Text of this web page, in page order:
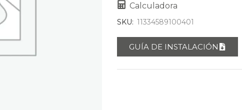
Calculadora
SKU: 11334589100401
GUÍA DE INSTALACIÓN